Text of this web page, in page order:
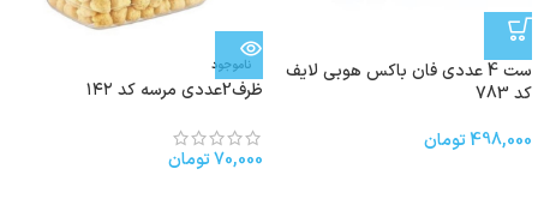
ست 4 عددی فان باکس هوبی لایف
کد 783
498,000تومان
ناموجود
ظرف2عددی مرسه کد ۱۴۲
70,000تومان